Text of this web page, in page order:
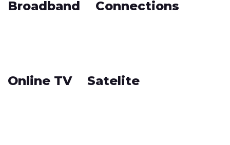
Broadband Connections
Online TV Satelite